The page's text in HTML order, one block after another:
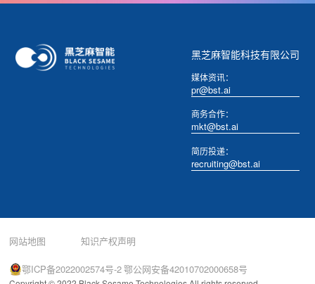
黑芝麻智能科技有限公司
媒体资讯：
pr@bst.ai
商务合作：
mkt@bst.ai
简历投递：
recruiting@bst.ai
网站地图 知识产权声明
鄂ICP备2022002574号-2鄂公网安备42010702000658号